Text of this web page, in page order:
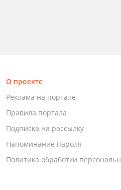
О проекте
Реклама на портале
Правила портала
Подписка на рассылку
Напоминание пароля
Политика обработки